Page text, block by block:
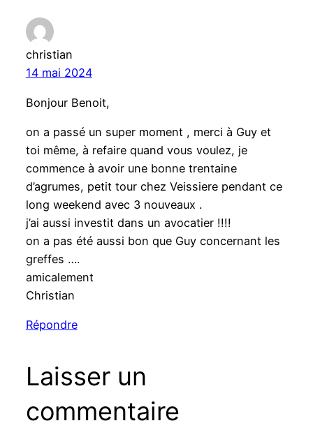
christian
14 mai 2024
Bonjour Benoit,
on a passé un super moment , merci à Guy et
toi même, à refaire quand vous voulez, je
commence à avoir une bonne trentaine
d’agrumes, petit tour chez Veissiere pendant ce
long weekend avec 3 nouveaux .
j’ai aussi investit dans un avocatier !!!!
on a pas été aussi bon que Guy concernant les
greffes ….
amicalement
Christian
Répondre
Laisser un
commentaire